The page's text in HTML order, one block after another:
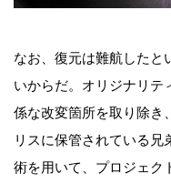
なお、復元は難航したと
いからだ。オリジナリテ
係な改変箇所を取り除き
リスに保管されている
術を用いて、プロジェク